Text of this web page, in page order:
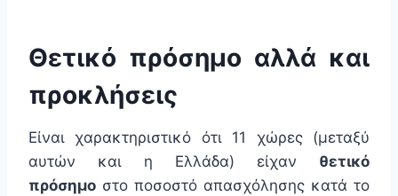
Θετικό πρόσημο αλλά και
προκλήσεις
Είναι χαρακτηριστικό ότι 11 χώρες (μεταξύ
αυτών και η Ελλάδα) είχαν θετικό
πρόσημο στο ποσοστό απασχόλησης κατά το